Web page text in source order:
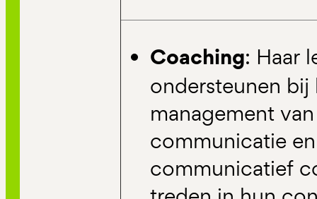
Coaching: Haar
ondersteunen bij
management
communicatie
communicatief